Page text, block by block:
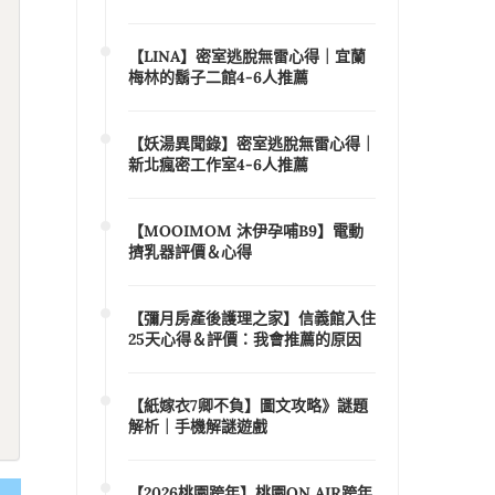
【LINA】密室逃脫無雷心得｜宜蘭
梅林的鬍子二館4-6人推薦
【妖湯異聞錄】密室逃脫無雷心得｜
新北瘋密工作室4-6人推薦
【MOOIMOM 沐伊孕哺B9】電動
擠乳器評價＆心得
【彌月房產後護理之家】信義館入住
25天心得＆評價：我會推薦的原因
【紙嫁衣7卿不負】圖文攻略》謎題
解析｜手機解謎遊戲